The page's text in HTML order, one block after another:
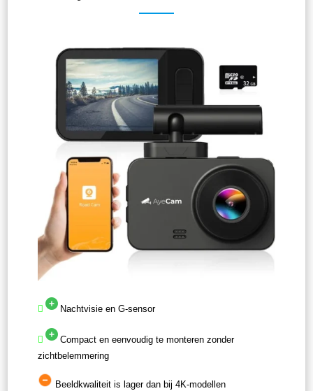
Nachtvisie en G-sensor
Compact en eenvoudig te monteren zonder
zichtbelemmering
Beeldkwaliteit is lager dan bij 4K-modellen